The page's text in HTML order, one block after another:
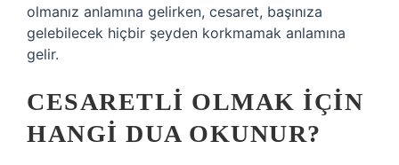
olmanız anlamına gelirken, cesaret, başınıza
gelebilecek hiçbir şeyden korkmamak anlamına
gelir.
CESARETLI OLMAK IÇIN
HANGI DUA OKUNUR?